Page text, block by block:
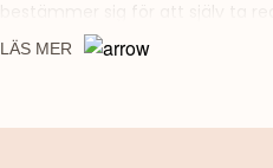
hamnat i hennes trädgård.
labradorvalp Jake ännu en död
LÄS MER